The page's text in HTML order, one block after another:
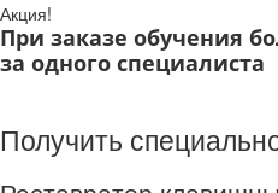
Акция!
При заказе обучения
за одного специалиста
Получить